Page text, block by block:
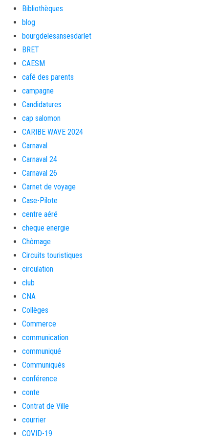
Bibliothèques
blog
bourgdelesansesdarlet
BRET
CAESM
café des parents
campagne
Candidatures
cap salomon
CARIBE WAVE 2024
Carnaval
Carnaval 24
Carnaval 26
Carnet de voyage
Case-Pilote
centre aéré
cheque energie
Chômage
Circuits touristiques
circulation
club
CNA
Collèges
Commerce
communication
communiqué
Communiqués
conférence
conte
Contrat de Ville
courrier
COVID-19